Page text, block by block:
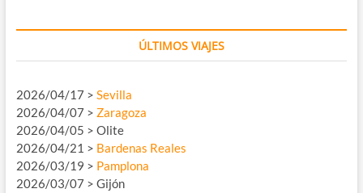
ÚLTIMOS VIAJES
2026/04/17 > Sevilla
2026/04/07 > Zaragoza
2026/04/05 > Olite
2026/04/21 > Bardenas Reales
2026/03/19 > Pamplona
2026/03/07 > Gijón